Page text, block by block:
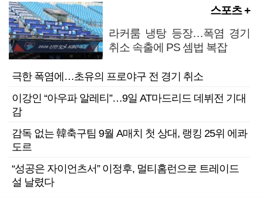
스포츠 +
라커룸 냉탕 등장…폭염 경기
취소 속출에 PS 셈법 복잡
극한 폭염에…초유의 프로야구 전 경기 취소
이강인 “아우파 알레티”…9일 AT마드리드 데뷔전 기대
감
감독 없는 韓축구팀 9월 A매치 첫 상대, 랭킹 25위 에콰
도르
“성공은 자이언츠서” 이정후, 멀티홈런으로 트레이드
설 날렸다